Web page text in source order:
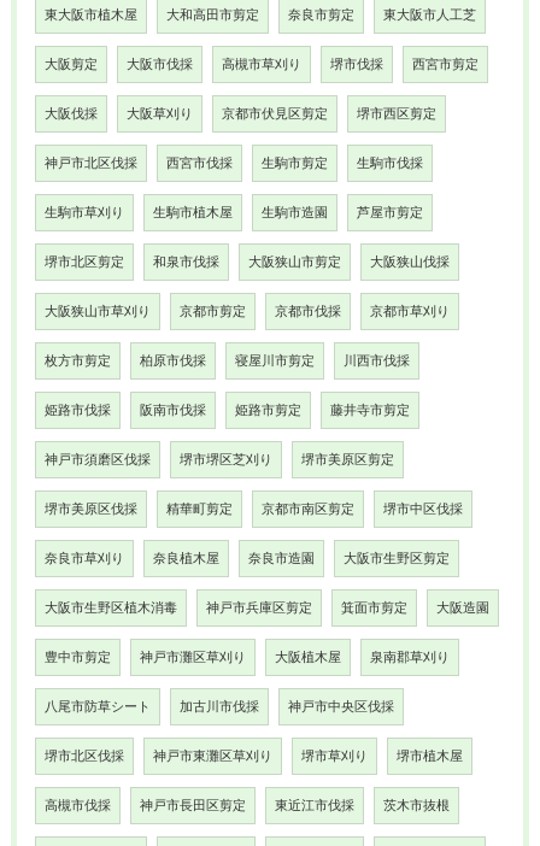
東大阪市植木屋 大和高田市剪定 奈良市剪定 東大阪市人工芝
大阪剪定 大阪市伐採 高槻市草刈り 堺市伐採 西宮市剪定
大阪伐採 大阪草刈り 京都市伏見区剪定 堺市西区剪定
神戸市北区伐採 西宮市伐採 生駒市剪定 生駒市伐採
生駒市草刈り 生駒市植木屋 生駒市造園 芦屋市剪定
堺市北区剪定 和泉市伐採 大阪狭山市剪定 大阪狭山伐採
大阪狭山市草刈り 京都市剪定 京都市伐採 京都市草刈り
枚方市剪定 柏原市伐採 寝屋川市剪定 川西市伐採
姫路市伐採 阪南市伐採 姫路市剪定 藤井寺市剪定
神戸市須磨区伐採 堺市堺区芝刈り 堺市美原区剪定
堺市美原区伐採 精華町剪定 京都市南区剪定 堺市中区伐採
奈良市草刈り 奈良植木屋 奈良市造園 大阪市生野区剪定
大阪市生野区植木消毒 神戸市兵庫区剪定 箕面市剪定 大阪造園
豊中市剪定 神戸市灘区草刈り 大阪植木屋 泉南郡草刈り
八尾市防草シート 加古川市伐採 神戸市中央区伐採
堺市北区伐採 神戸市東灘区草刈り 堺市草刈り 堺市植木屋
高槻市伐採 神戸市長田区剪定 東近江市伐採 茨木市抜根